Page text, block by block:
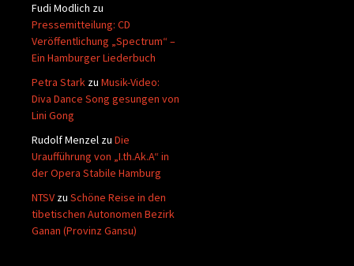
Fudi Modlich zu
Pressemitteilung: CD
Veröffentlichung „Spectrum“ –
Ein Hamburger Liederbuch
Petra Stark zu Musik-Video:
Diva Dance Song gesungen von
Lini Gong
Rudolf Menzel zu Die
Uraufführung von „I.th.Ak.A“ in
der Opera Stabile Hamburg
NTSV zu Schöne Reise in den
tibetischen Autonomen Bezirk
Ganan (Provinz Gansu)